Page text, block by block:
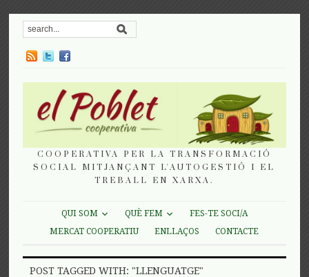
COOPERATIVA PER LA TRANSFORMACIÓ
SOCIAL MITJANÇANT L'AUTOGESTIÓ I EL
TREBALL EN XARXA.
QUI SOM QUÈ FEM
FES-TE SOCI/A
MERCAT COOPERATIU
ENLLAÇOS CONTACTE
POST TAGGED WITH: "LLENGUATGE"